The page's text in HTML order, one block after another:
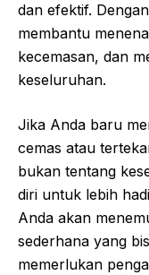
dan efektif.
membantu
kecemasan, dan
keseluruhan.
Jika Anda baru
cemas atau
bukan tentang
diri untuk lebih
Anda akan
sederhana yang
memerlukan